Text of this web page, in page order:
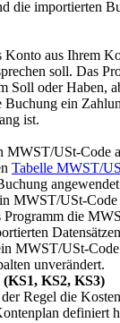
die importierten
Konto aus Ihrem
soll. Das
Soll oder Haben,
Buchung ein
ist.
MWST/USt-Code
Tabelle MWST/
MWST/USt-Code
Programm die
MWST/USt-Code
unverändert.
(KS1, KS2, KS3)
Regel die
definiert